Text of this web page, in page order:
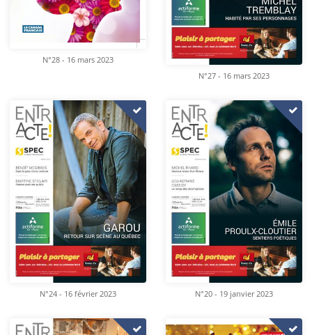
N°28 - 16 mars 2023
N°27 - 16 mars 2023
N°24 - 16 février 2023 N°20 - 19 janvier 2023